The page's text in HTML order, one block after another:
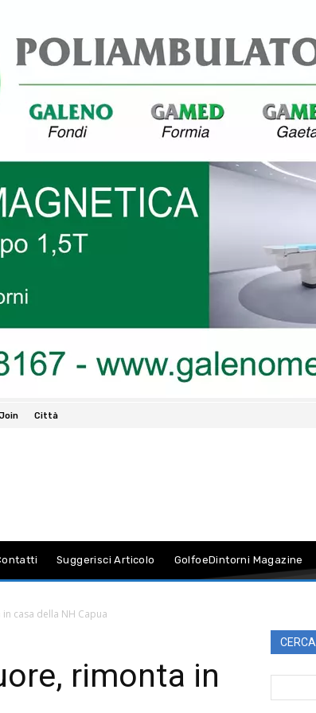
Città
Suggerisci Articolo GolfoeDintorni Magazine
casa della NH Capua
rimonta in
CERCA